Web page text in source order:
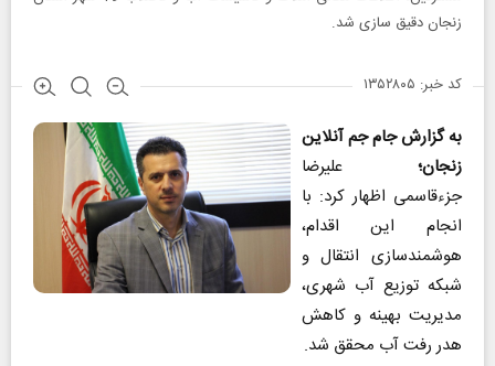
زنجان دقیق سازی شد.
کد خبر: ۱۳۵۲۸۰۵
به گزارش جام جم آنلاین
زنجان؛ علیرضا
جزءقاسمی اظهار کرد: با
انجام این اقدام،
هوشمندسازی انتقال و
شبکه توزیع آب شهری،
مدیریت بهینه و کاهش
هدر رفت آب محقق شد.